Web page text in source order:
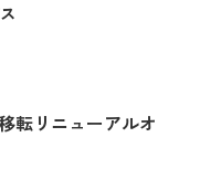
転リニューアルオ